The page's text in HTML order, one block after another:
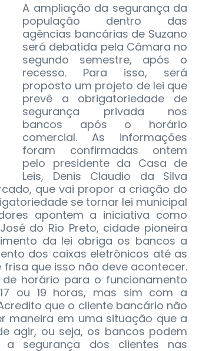
A ampliação da segurança da
população dentro das
agências bancárias de Suzano
será debatida pela Câmara no
segundo semestre, após o
recesso. Para isso, será
proposto um projeto de lei que
prevê a obrigatoriedade de
segurança privada nos
bancos após o horário
comercial. As informações
foram confirmadas ontem
pelo presidente da Casa de
Leis, Denis Claudio da Silva
que vai propor a criação do
se tornar lei municipal
apontem a iniciativa como
do Rio Preto, cidade pioneira
da lei obriga os bancos a
dos caixas eletrônicos até as
frisa que isso não deve acontecer.
horário para o funcionamento
ou 19 horas, mas sim com a
que o cliente bancário não
maneira em uma situação que a
agir, ou seja, os bancos podem
segurança dos clientes nas